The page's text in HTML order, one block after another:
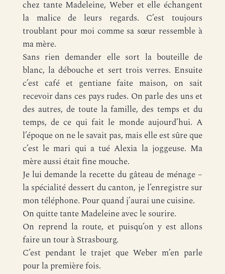
chez tante Madeleine, Weber et elle échangent
la malice de leurs regards. C’est toujours
troublant pour moi comme sa sœur ressemble à
ma mère.
Sans rien demander elle sort la bouteille de
blanc, la débouche et sert trois verres. Ensuite
c’est café et gentiane faite maison, on sait
recevoir dans ces pays rudes. On parle des uns et
des autres, de toute la famille, des temps et du
temps, de ce qui fait le monde aujourd’hui. A
l’époque on ne le savait pas, mais elle est sûre que
c’est le mari qui a tué Alexia la joggeuse. Ma
mère aussi était fine mouche.
Je lui demande la recette du gâteau de ménage –
la spécialité dessert du canton, je l’enregistre sur
mon téléphone. Pour quand j’aurai une cuisine.
On quitte tante Madeleine avec le sourire.
On reprend la route, et puisqu’on y est allons
faire un tour à Strasbourg.
C’est pendant le trajet que Weber m’en parle
pour la première fois.